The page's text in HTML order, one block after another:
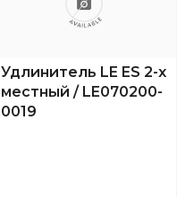
Удлинитель LE ES 2-х
местный / LE070200-
0019